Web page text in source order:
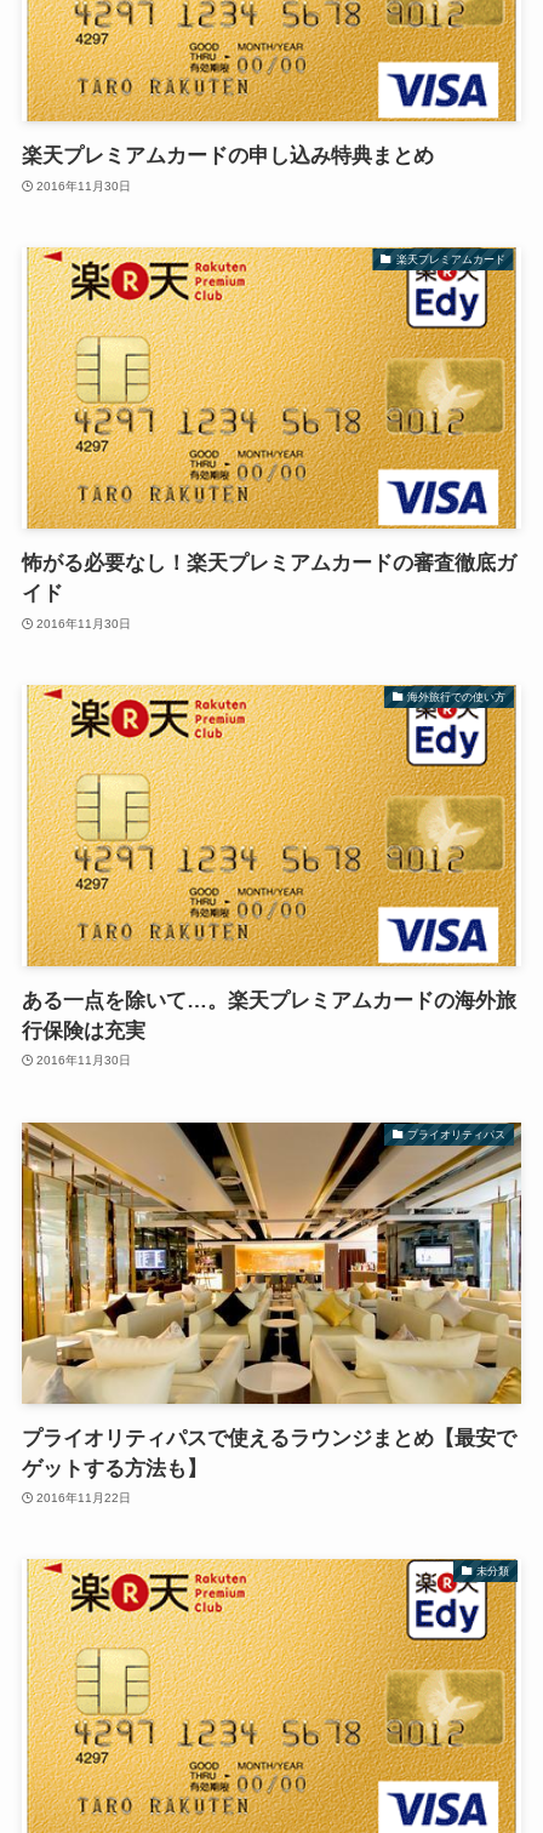
楽天プレミアムカードの申し込み特典まとめ
2016年11月30日
楽天プレミアムカード
怖がる必要なし！楽天プレミアムカードの審査徹底ガ
イド
2016年11月30日
海外旅行での使い方
ある一点を除いて…。楽天プレミアムカードの海外旅
行保険は充実
2016年11月30日
プライオリティパス
プライオリティパスで使えるラウンジまとめ【最安で
ゲットする方法も】
2016年11月22日
未分類